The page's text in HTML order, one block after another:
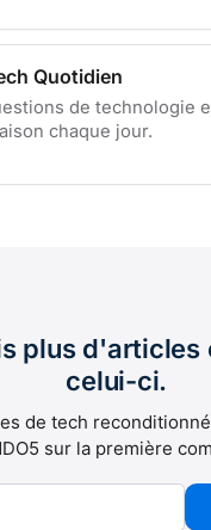
Quotidien
de technologie
chaque jour.
plus d'articles
celui-ci.
de tech
sur la première